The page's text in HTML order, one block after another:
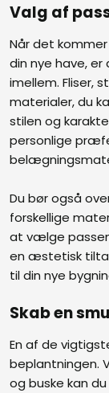
Valg af
Når det
din nye have,
imellem. Fliser,
materialer, du
stilen og
personlige
Du bør også
forskellige
at vælge
en æstetisk
til din nye
Skab en
En af de
beplantningen.
og buske kan